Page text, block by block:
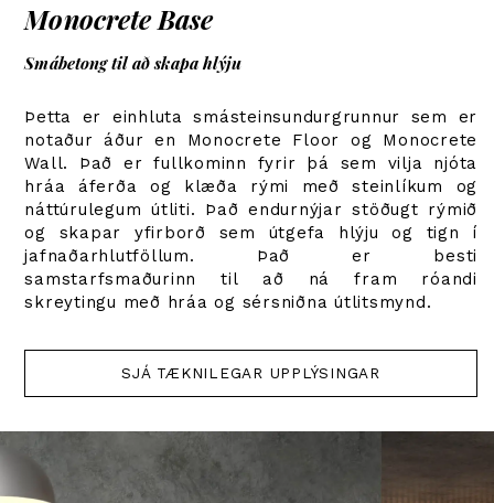
Monocrete Base
Smábetong til að skapa hlýju
Þetta er einhluta smásteinsundurgrunnur sem er
notaður áður en Monocrete Floor og Monocrete
Wall. Það er fullkominn fyrir þá sem vilja njóta
hráa áferða og klæða rými með steinlíkum og
náttúrulegum útliti. Það endurnýjar stöðugt rýmið
og skapar yfirborð sem útgefa hlýju og tign í
jafnaðarhlutföllum. Það er besti
samstarfsmaðurinn til að ná fram róandi
skreytingu með hráa og sérsniðna útlitsmynd.
SJÁ TÆKNILEGAR UPPLÝSINGAR